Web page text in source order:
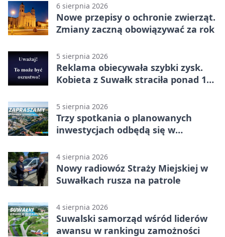
6 sierpnia 2026
Nowe przepisy o ochronie zwierząt.
Zmiany zaczną obowiązywać za rok
5 sierpnia 2026
Reklama obiecywała szybki zysk.
Kobieta z Suwałk straciła ponad 190
5 sierpnia 2026
Trzy spotkania o planowanych
inwestycjach odbędą się w
4 sierpnia 2026
Nowy radiowóz Straży Miejskiej w
Suwałkach rusza na patrole
4 sierpnia 2026
Suwalski samorząd wśród liderów
awansu w rankingu zamożności